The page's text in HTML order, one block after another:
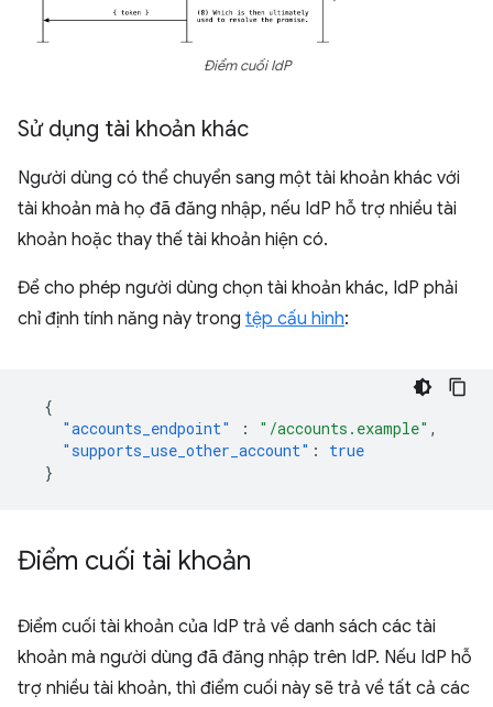
Điểm cuối IdP
Sử dụng tài khoản khác
Người dùng có thể chuyển sang một tài khoản khác với
tài khoản mà họ đã đăng nhập, nếu IdP hỗ trợ nhiều tài
khoản hoặc thay thế tài khoản hiện có.
Để cho phép người dùng chọn tài khoản khác, IdP phải
chỉ định tính năng này trong tệp cấu hình:
{
"accounts_endpoint"
: "/accounts.example" ,
"supports_use_other_account" :
true
}
Điểm cuối tài khoản
Điểm cuối tài khoản của IdP trả về danh sách các tài
khoản mà người dùng đã đăng nhập trên IdP. Nếu IdP hỗ
trợ nhiều tài khoản, thì điểm cuối này sẽ trả về tất cả các